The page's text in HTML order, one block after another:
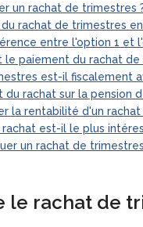
un rachat de trimestres
rachat de trimestres en
entre l'option 1 et
le paiement du rachat de
est-il fiscalement
du rachat sur la pension
la rentabilité d'un
rachat est-il le plus
un rachat de
le rachat de